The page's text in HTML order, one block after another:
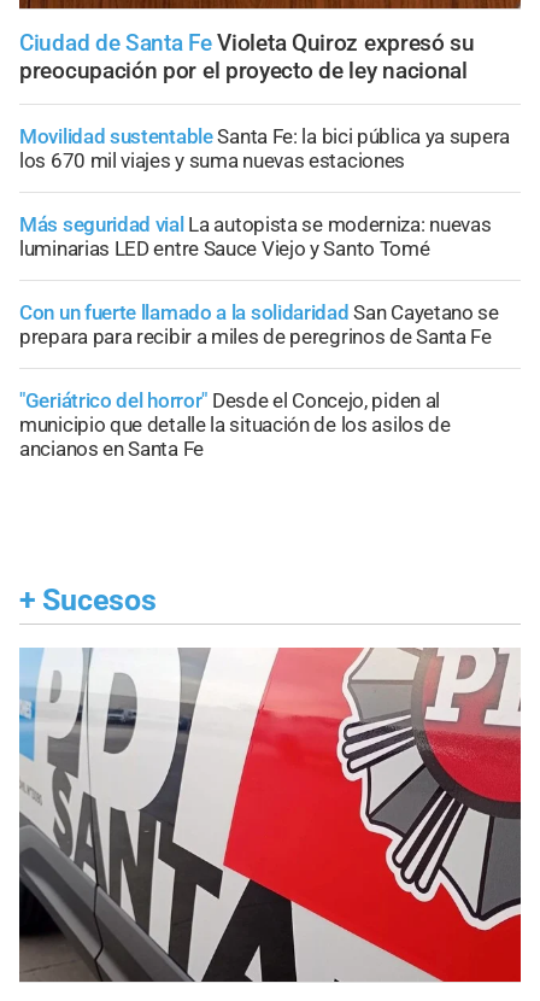
Ciudad de Santa Fe Violeta Quiroz expresó su
preocupación por el proyecto de ley nacional
Movilidad sustentableSanta Fe: la bici pública ya supera
los 670 mil viajes y suma nuevas estaciones
Más seguridad vial La autopista se moderniza: nuevas
luminarias LED entre Sauce Viejo y Santo Tomé
Con un fuerte llamado a la solidaridad San Cayetano se
prepara para recibir a miles de peregrinos de Santa Fe
"Geriátrico del horror" Desde el Concejo, piden al
municipio que detalle la situación de los asilos de
ancianos en Santa Fe
+ Sucesos